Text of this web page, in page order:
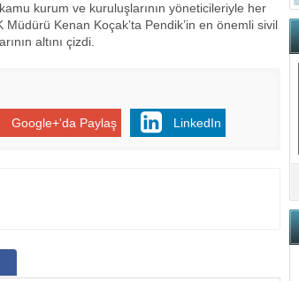
kurum ve kuruluşlarının yöneticileriyle her
Kenan Koçak’ta Pendik’in en önemli sivil
altını çizdi.
Google+'da Paylaş LinkedIn